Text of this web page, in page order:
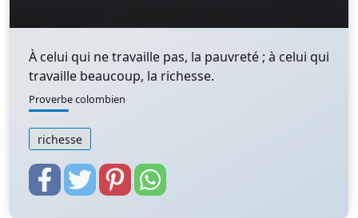
À celui qui ne travaille pas, la pauvreté ; à celui qui
travaille beaucoup, la richesse.
Proverbe colombien
richesse